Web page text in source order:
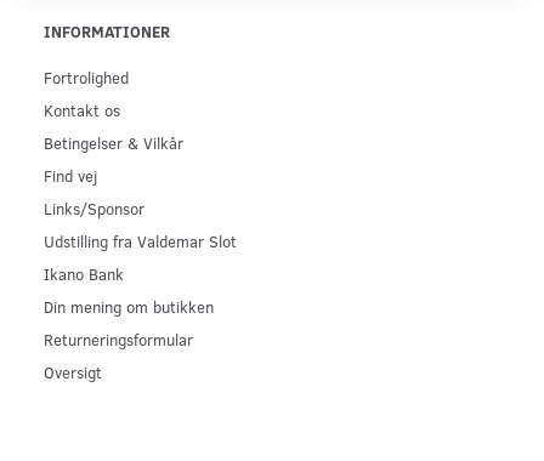
INFORMATIONER
Fortrolighed
Kontakt os
Betingelser & Vilkår
Find vej
Links/Sponsor
Udstilling fra Valdemar Slot
Ikano Bank
Din mening om butikken
Returneringsformular
Oversigt